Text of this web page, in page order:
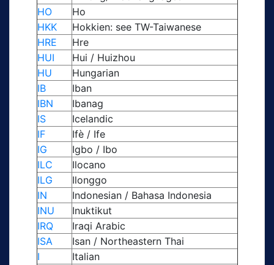
HO
Ho
HKK
Hokkien: see TW-Taiwanese
HRE
Hre
HUI
Hui / Huizhou
HU
Hungarian
IB
Iban
IBN
Ibanag
IS
Icelandic
IF
Ifè / Ife
IG
Igbo / Ibo
ILC
Ilocano
ILG
Ilonggo
IN
Indonesian / Bahasa Indonesia
INU
Inuktikut
IRQ
Iraqi Arabic
ISA
Isan / Northeastern Thai
I
Italian